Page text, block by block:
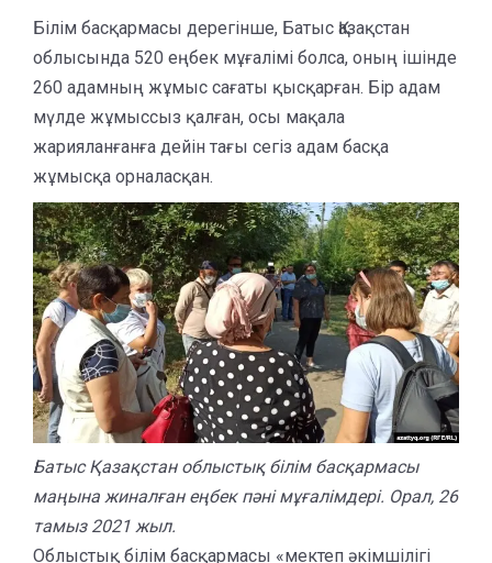
Білім басқармасы дерегінше, Батыс Қазақстан
облысында 520 еңбек мұғалімі болса, оның ішінде
260 адамның жұмыс сағаты қысқарған. Бір адам
мүлде жұмыссыз қалған, осы мақала
жарияланғанға дейін тағы сегіз адам басқа
жұмысқа орналасқан.
Батыс Қазақстан облыстық білім басқармасы
маңына жиналған еңбек пәні мұғалімдері. Орал, 26
тамыз 2021 жыл.
Облыстық білім басқармасы «мектеп әкімшілігі